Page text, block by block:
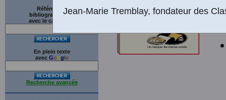
Références
bibliographiques
avec le catalogue
En plein texte
avec Google
Recherche avancée
Jean-Marie Tremblay, fondateur des